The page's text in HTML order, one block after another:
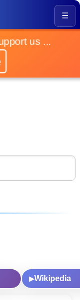
☰
us ...
▶Wikipedia